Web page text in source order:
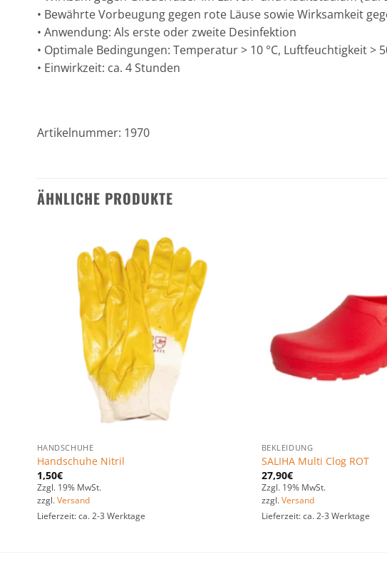
• Bewährte Vorbeugung gegen rote Läuse sowie Wirksamkeit
• Anwendung: Als erste oder zweite Desinfektion
• Optimale Bedingungen: Temperatur > 10 °C, Luftfeuchtigkeit >
• Einwirkzeit: ca. 4 Stunden
Artikelnummer: 1970
ÄHNLICHE PRODUKTE
Zu den
Favoriten
hinzufügen
HANDSCHUHE
Handschuhe Nitril
1,50€
Zzgl. 19% MwSt.
zzgl. Versand
Lieferzeit: ca. 2-3 Werktage
BEKLEIDUNG
SALIHA Multi Clog ROT
27,90€
Zzgl. 19% MwSt.
zzgl. Versand
Lieferzeit: ca. 2-3 Werktage